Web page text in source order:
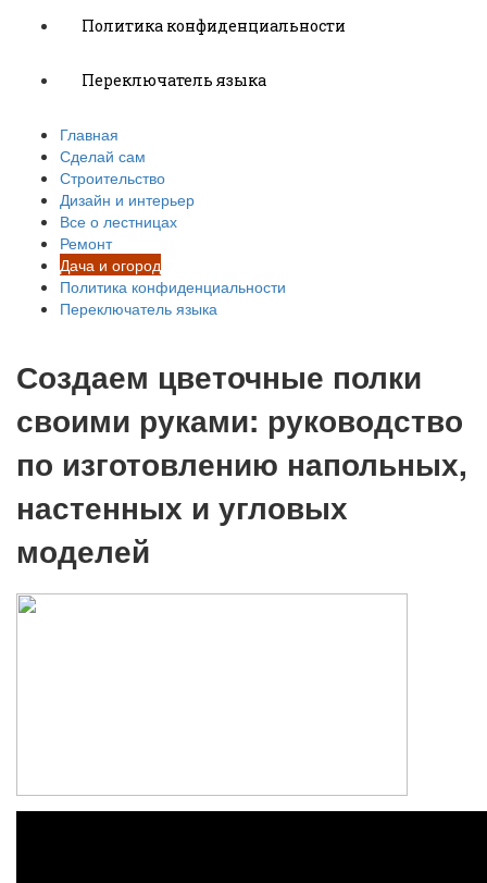
Политика конфиденциальности
Переключатель языка
Главная
Сделай сам
Строительство
Дизайн и интерьер
Все о лестницах
Ремонт
Дача и огород
Политика конфиденциальности
Переключатель языка
Создаем цветочные полки
своими руками: руководство
по изготовлению напольных,
настенных и угловых
моделей